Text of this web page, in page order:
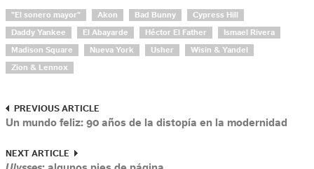
"El sonero mayor" Akon Bad Bunny Cypress Hill
Daddy Yankee El Abayarde Héctor El Father Ismael Rivera
Madison Square Nueva York Usher Wisin & Yandel
Zion & Lennox
PREVIOUS ARTICLE
Un mundo feliz: 90 años de la distopía en la modernidad
NEXT ARTICLE